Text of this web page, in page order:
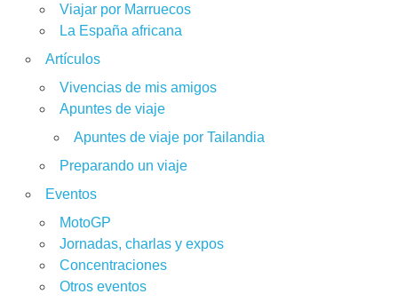
Viajar por Marruecos
La España africana
Artículos
Vivencias de mis amigos
Apuntes de viaje
Apuntes de viaje por Tailandia
Preparando un viaje
Eventos
MotoGP
Jornadas, charlas y expos
Concentraciones
Otros eventos